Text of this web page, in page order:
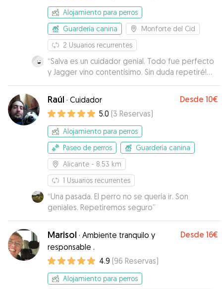
Alojamiento para perros
Guardería canina
Monforte del Cid
2 Usuarios recurrentes
“Salva es un cuidador genial. Todo fue perfecto
y Jagger vino contentísimo. Sin duda repetiré!
Muy recomendado.”
Raúl · Cuidador Desde 10€
5.0 (3 Reservas)
Alojamiento para perros
Paseo de perros
Guardería canina
Alicante - 8.53 km
1 Usuarios recurrentes
“Una pasada. El perro no se quería ir. Son
geniales. Repetiremos seguro”
Marisol · Ambiente tranquilo y
responsable .
Desde 16€
4.9 (96 Reservas)
Alojamiento para perros